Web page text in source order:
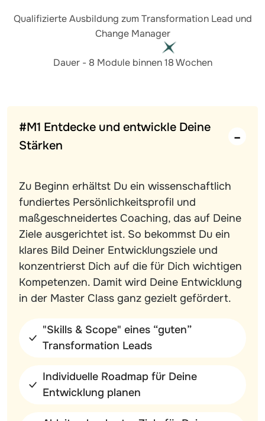
Qualifizierte Ausbildung zum Transformation Lead und
Change Manager
Dauer - 8 Module binnen 18 Wochen
#M1 Entdecke und entwickle Deine
Stärken
Zu Beginn erhältst Du ein wissenschaftlich
fundiertes Persönlichkeitsprofil und
maßgeschneidertes Coaching, das auf Deine
Ziele ausgerichtet ist. So bekommst Du ein
klares Bild Deiner Entwicklungsziele und
konzentrierst Dich auf die für Dich wichtigen
Kompetenzen. Damit wird Deine Entwicklung
in der Master Class ganz gezielt gefördert.
"Skills & Scope" eines “guten”
Transformation Leads
Individuelle Roadmap für Deine
Entwicklung planen